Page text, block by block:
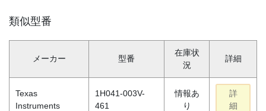
類似型番
メーカー 型番
在庫状
況
詳細
Texas
Instruments
1H041-003V-
461
情報あ
り
詳
細